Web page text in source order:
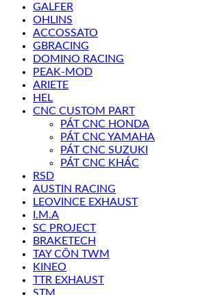
GALFER
OHLINS
ACCOSSATO
GBRACING
DOMINO RACING
PEAK-MOD
ARIETE
HEL
CNC CUSTOM PART
PÁT CNC HONDA
PÁT CNC YAMAHA
PÁT CNC SUZUKI
PÁT CNC KHÁC
RSD
AUSTIN RACING
LEOVINCE EXHAUST
I.M.A
SC PROJECT
BRAKETECH
TAY CÔN TWM
KINEO
TTR EXHAUST